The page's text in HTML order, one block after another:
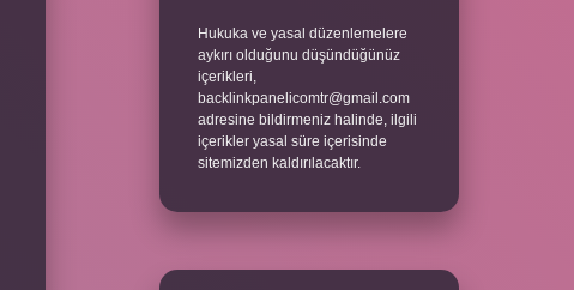
Hukuka ve yasal düzenlemelere
aykırı olduğunu düşündüğünüz
içerikleri,
backlinkpanelicomtr@gmail.com
adresine bildirmeniz halinde, ilgili
içerikler yasal süre içerisinde
sitemizden kaldırılacaktır.